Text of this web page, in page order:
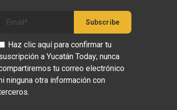
Haz clic aquí para confirmar tu
a Yucatán Today; nunca
tu correo electrónico
ninguna otra información con